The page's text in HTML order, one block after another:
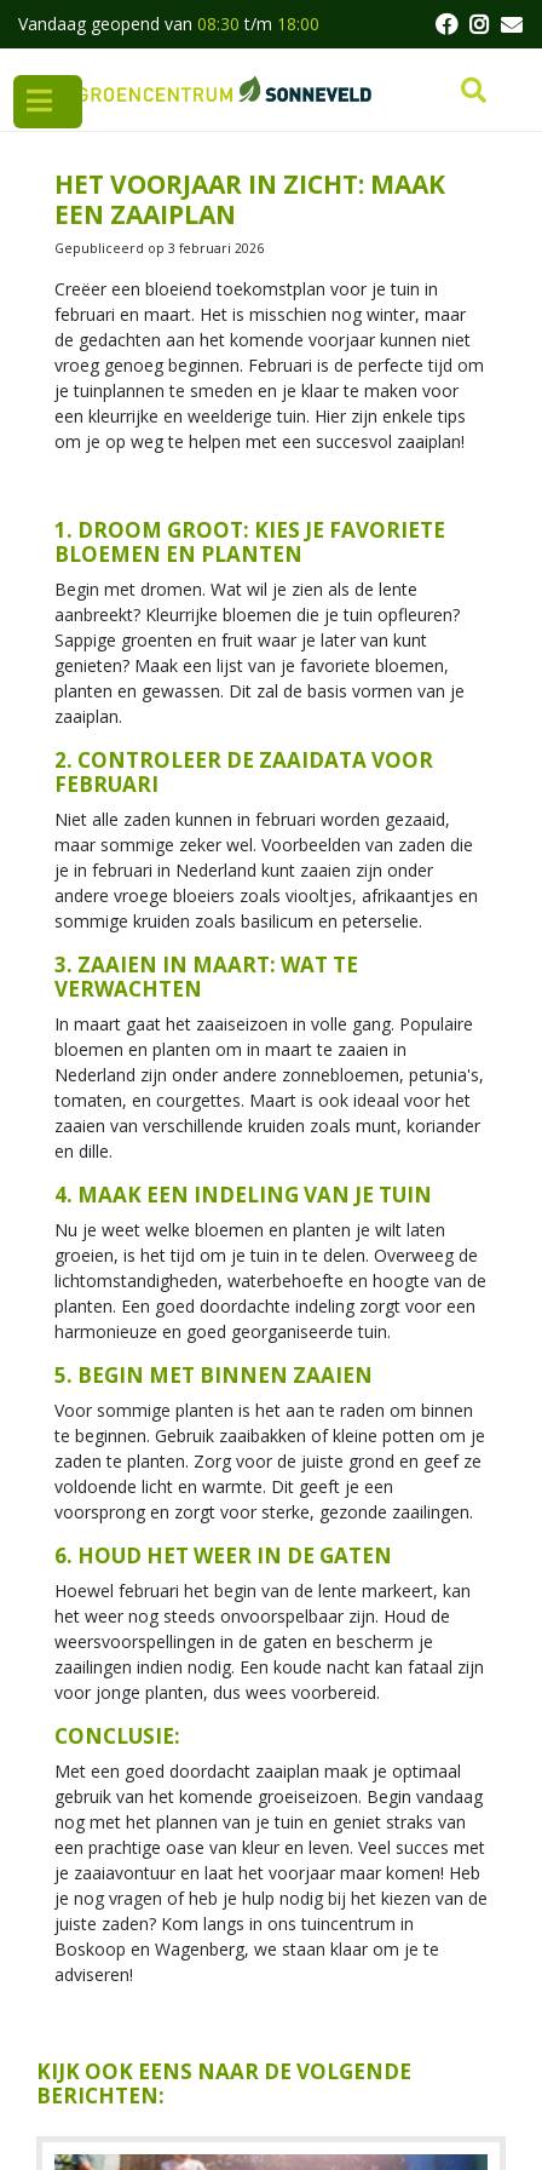
Vandaag geopend van 08:30 t/m 18:00
HET VOORJAAR IN ZICHT: MAAK
EEN ZAAIPLAN
Gepubliceerd op 3 februari 2026
Creëer een bloeiend toekomstplan voor je tuin in
februari en maart. Het is misschien nog winter, maar
de gedachten aan het komende voorjaar kunnen niet
vroeg genoeg beginnen. Februari is de perfecte tijd om
je tuinplannen te smeden en je klaar te maken voor
een kleurrijke en weelderige tuin. Hier zijn enkele tips
om je op weg te helpen met een succesvol zaaiplan!
1. DROOM GROOT: KIES JE FAVORIETE
BLOEMEN EN PLANTEN
Begin met dromen. Wat wil je zien als de lente
aanbreekt? Kleurrijke bloemen die je tuin opfleuren?
Sappige groenten en fruit waar je later van kunt
genieten? Maak een lijst van je favoriete bloemen,
planten en gewassen. Dit zal de basis vormen van je
zaaiplan.
2. CONTROLEER DE ZAAIDATA VOOR
FEBRUARI
Niet alle zaden kunnen in februari worden gezaaid,
maar sommige zeker wel. Voorbeelden van zaden die
je in februari in Nederland kunt zaaien zijn onder
andere vroege bloeiers zoals viooltjes, afrikaantjes en
sommige kruiden zoals basilicum en peterselie.
3. ZAAIEN IN MAART: WAT TE
VERWACHTEN
In maart gaat het zaaiseizoen in volle gang. Populaire
bloemen en planten om in maart te zaaien in
Nederland zijn onder andere zonnebloemen, petunia's,
tomaten, en courgettes. Maart is ook ideaal voor het
zaaien van verschillende kruiden zoals munt, koriander
en dille.
4. MAAK EEN INDELING VAN JE TUIN
Nu je weet welke bloemen en planten je wilt laten
groeien, is het tijd om je tuin in te delen. Overweeg de
lichtomstandigheden, waterbehoefte en hoogte van de
planten. Een goed doordachte indeling zorgt voor een
harmonieuze en goed georganiseerde tuin.
5. BEGIN MET BINNEN ZAAIEN
Voor sommige planten is het aan te raden om binnen
te beginnen. Gebruik zaaibakken of kleine potten om je
zaden te planten. Zorg voor de juiste grond en geef ze
voldoende licht en warmte. Dit geeft je een
voorsprong en zorgt voor sterke, gezonde zaailingen.
6. HOUD HET WEER IN DE GATEN
Hoewel februari het begin van de lente markeert, kan
het weer nog steeds onvoorspelbaar zijn. Houd de
weersvoorspellingen in de gaten en bescherm je
zaailingen indien nodig. Een koude nacht kan fataal zijn
voor jonge planten, dus wees voorbereid.
CONCLUSIE:
Met een goed doordacht zaaiplan maak je optimaal
gebruik van het komende groeiseizoen. Begin vandaag
nog met het plannen van je tuin en geniet straks van
een prachtige oase van kleur en leven. Veel succes met
je zaaiavontuur en laat het voorjaar maar komen! Heb
je nog vragen of heb je hulp nodig bij het kiezen van de
juiste zaden? Kom langs in ons tuincentrum in
Boskoop en Wagenberg, we staan klaar om je te
adviseren!
KIJK OOK EENS NAAR DE VOLGENDE
BERICHTEN: